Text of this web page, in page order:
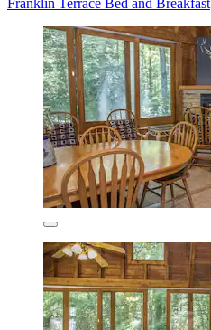
Franklin Terrace Bed and Breakfast